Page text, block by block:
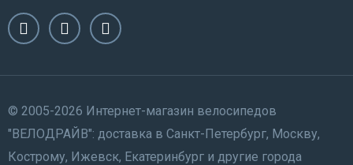
© 2005-2026 Интернет-магазин велосипедов
"ВЕЛОДРАЙВ": доставка в Санкт-Петербург, Москву,
Кострому, Ижевск, Екатеринбург и другие города